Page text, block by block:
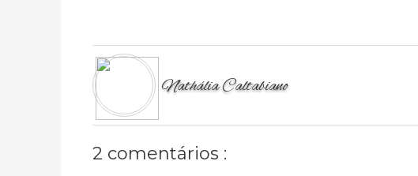
Nathália Caltabiano
2 comentários :